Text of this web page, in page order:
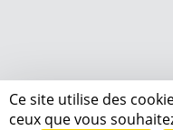
Ce site utilise des
ceux que vous